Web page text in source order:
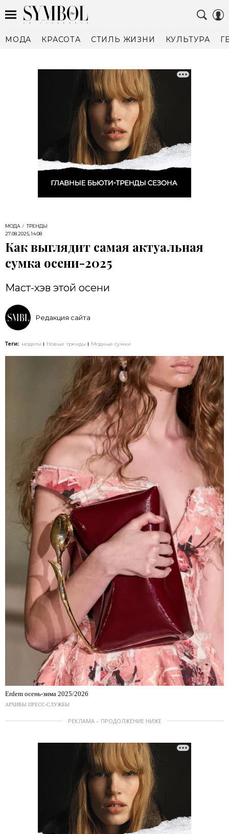
МОДА КРАСОТА СТИЛЬ ЖИЗНИ КУЛЬТУРА
МОДА
ТРЕНДЫ
27.08.2025, 14:08
Как выглядит самая актуальная
сумка осени-2025
Маст-хэв этой осени
Редакция сайта
Теги: модели Новые тренды Модные сумки
Erdem осень-зима 2025/2026
АРХИВЫ ПРЕСС-СЛУЖБЫ
РЕКЛАМА – ПРОДОЛЖЕНИЕ НИЖЕ